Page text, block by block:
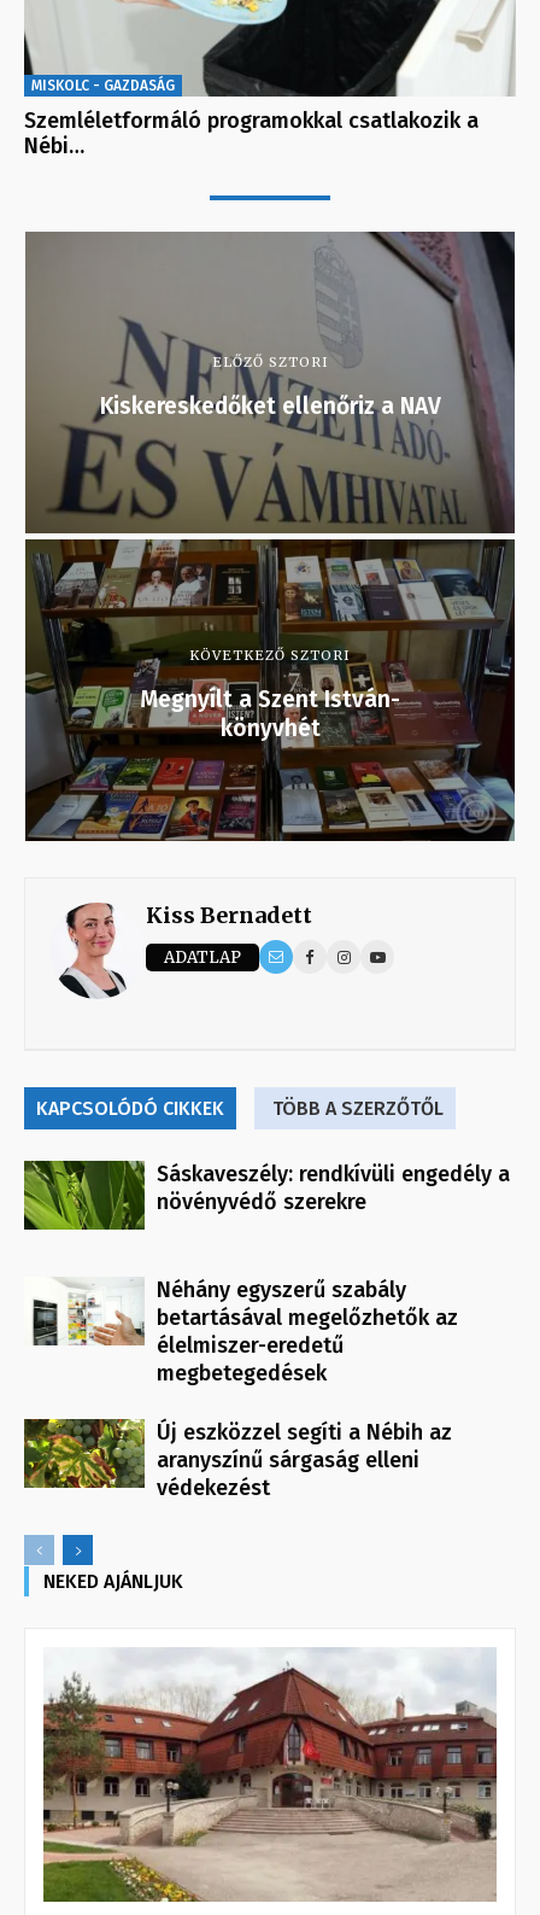
MISKOLC - GAZDASÁG
Szemléletformáló programokkal csatlakozik a
Nébi…
ELŐZŐ SZTORI
Kiskereskedőket ellenőriz a NAV
KÖVETKEZŐ SZTORI
Megnyílt a Szent István-
könyvhét
Kiss Bernadett
ADATLAP
KAPCSOLÓDÓ CIKKEK TÖBB A SZERZŐTŐL
Sáskaveszély: rendkívüli engedély a
növényvédő szerekre
Néhány egyszerű szabály
betartásával megelőzhetők az
élelmiszer-eredetű
megbetegedések
Új eszközzel segíti a Nébih az
aranyszínű sárgaság elleni
védekezést
NEKED AJÁNLJUK